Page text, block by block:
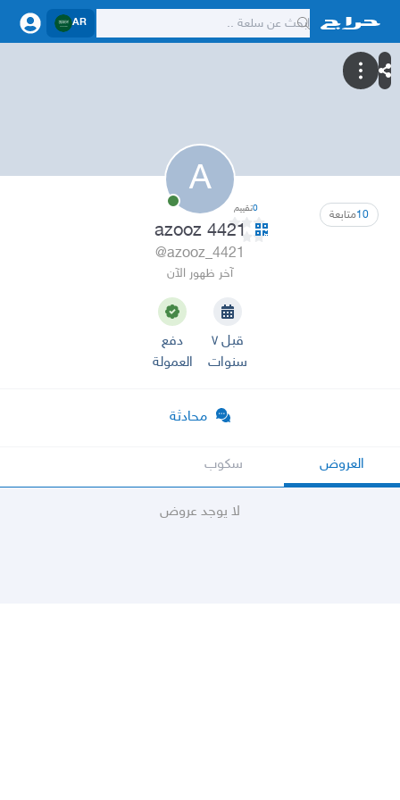
AR
A
10متابعة 0تقييم
azooz 4421
@azooz_4421
آخر ظهور الآن
قبل ٧
سنوات
دفع
العمولة
محادثة
العروض سكوب
لا يوجد عروض